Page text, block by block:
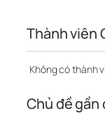
Thành viên
Không có thành
Chủ đề gần